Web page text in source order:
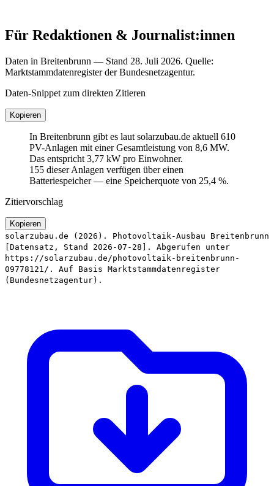
Für Redaktionen & Journalist:innen
Daten in Breitenbrunn — Stand 28. Juli 2026. Quelle:
Marktstammdatenregister der Bundesnetzagentur.
Daten-Snippet zum direkten Zitieren
Kopieren
In Breitenbrunn gibt es laut solarzubau.de aktuell 610
PV-Anlagen mit einer Gesamtleistung von 8,6 MW.
Das entspricht 3,77 kW pro Einwohner.
155 dieser Anlagen verfügen über einen
Batteriespeicher — eine Speicherquote von 25,4 %.
Zitiervorschlag
Kopieren
solarzubau.de (2026). Photovoltaik-Ausbau Breitenbrunn
[Datensatz, Stand 2026-07-28]. Abgerufen unter
https://solarzubau.de/photovoltaik-breitenbrunn-
09778121/. Auf Basis Marktstammdatenregister
(Bundesnetzagentur).